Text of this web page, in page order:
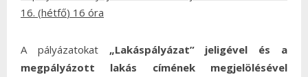
16. (hétfő) 16 óra
A pályázatokat „Lakáspályázat” jeligével és a
megpályázott lakás címének
megjelölésével